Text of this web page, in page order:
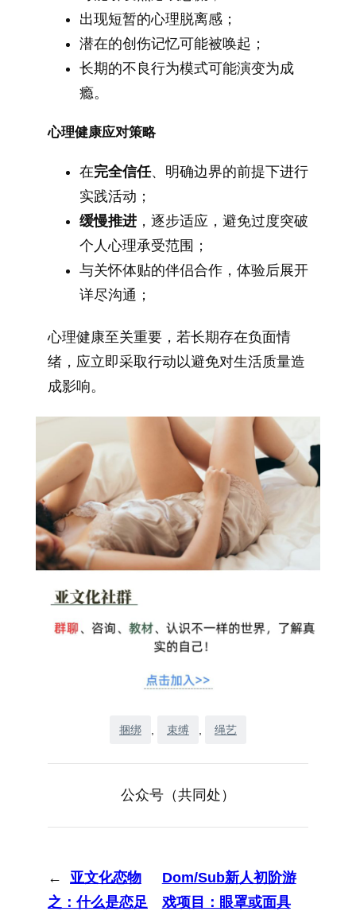
出现短暂的心理脱离感；
潜在的创伤记忆可能被唤起；
长期的不良行为模式可能演变为成
瘾。
心理健康应对策略
在完全信任、明确边界的前提下进行
实践活动；
缓慢推进 ，逐步适应，避免过度突破
个人心理承受范围；
与关怀体贴的伴侣合作，体验后展开
详尽沟通；
心理健康至关重要，若长期存在负面情
绪，应立即采取行动以避免对生活质量造
成影响。
捆绑 束缚 绳艺
公众号（共同处）
←
亚文化恋物
之：什么是恋足
Dom/Sub新人初阶游
戏项目：眼罩或面具